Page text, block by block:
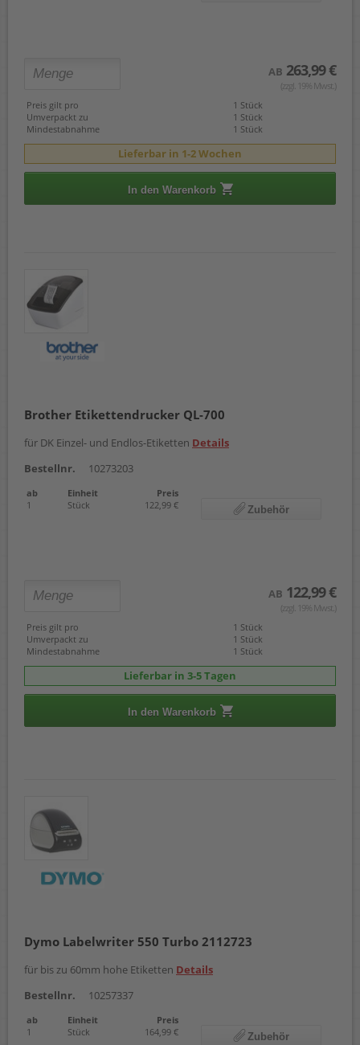
AB 263,99 €
(zzgl. 19% Mwst.)
Preis gilt pro
1 Stück
Umverpackt zu
1 Stück
Mindestabnahme
1 Stück
Lieferbar in 1-2 Wochen
In den Warenkorb
Brother Etikettendrucker QL-700
für DK Einzel- und Endlos-Etiketten Details
Bestellnr.
10273203
ab Einheit
Preis
1
Stück 122,99 € Zubehör
AB 122,99 €
(zzgl. 19% Mwst.)
Preis gilt pro
1 Stück
Umverpackt zu
1 Stück
Mindestabnahme
1 Stück
Lieferbar in 3-5 Tagen
In den Warenkorb
Dymo Labelwriter 550 Turbo 2112723
für bis zu 60mm hohe Etiketten Details
Bestellnr.
10257337
ab Einheit
Preis
1
Stück 164,99 € Zubehör